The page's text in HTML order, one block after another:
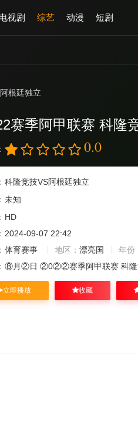
电视剧 综艺 动漫 短剧
根廷独立
赛季阿甲联赛 科隆
0.0
科隆竞技VS阿根廷独立
未知
HD
2024-09-07 22:42
体育赛事 地区： 漂亮国 年份
⑧月②日 ②0②②赛季阿甲联赛 科隆
立即播放 收藏